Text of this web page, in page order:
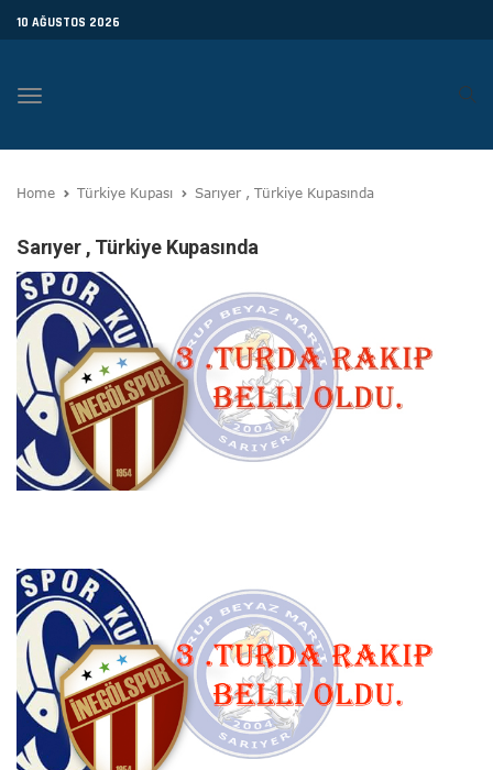
10 AĞUSTOS 2026
Toggle
Home Türkiye Kupası Sarıyer , Türkiye Kupasında
Sarıyer , Türkiye Kupasında